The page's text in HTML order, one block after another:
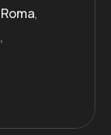
Roma,
,